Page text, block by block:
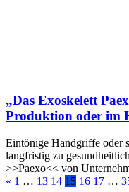
„Das Exoskelett
Produktion oder im
Eintönige Handgriffe oder
langfristig zu
>>Paexo<< von
« 1 … 13 14 15 16 17 …